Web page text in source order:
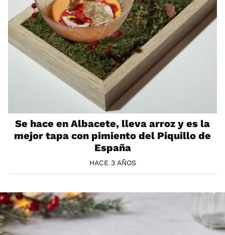
Se hace en Albacete, lleva arroz y es la
mejor tapa con pimiento del Piquillo de
España
HACE 3 AÑOS